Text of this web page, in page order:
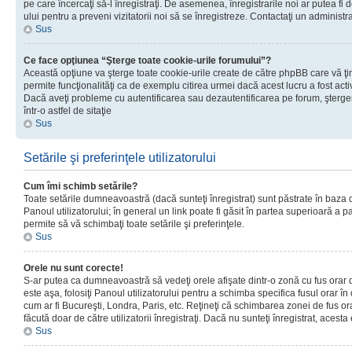
pe care încercaţi să-l înregistraţi. De asemenea, înregistrarile noi ar putea fi
ului pentru a preveni vizitatorii noi să se înregistreze. Contactaţi un
Sus
Ce face opţiunea “Şterge toate cookie-urile forumului”?
Această opţiune va şterge toate cookie-urile create de către phpBB care vă
permite funcţionalităţi ca de exemplu citirea urmei dacă acest lucru a fost
Dacă aveţi probleme cu autentificarea sau dezautentificarea pe forum,
într-o astfel de sitaţie
Sus
Setările şi preferinţele utilizatorului
Cum îmi schimb setările?
Toate setările dumneavoastră (dacă sunteţi înregistrat) sunt păstrate în baza
Panoul utilizatorului; în general un link poate fi găsit în partea superioară a
permite să vă schimbaţi toate setările şi preferinţele.
Sus
Orele nu sunt corecte!
S-ar putea ca dumneavoastră să vedeţi orele afişate dintr-o zonă cu fus orar
este aşa, folosiţi Panoul utilizatorului pentru a schimba specifica fusul orar
cum ar fi Bucureşti, Londra, Paris, etc. Reţineţi că schimbarea zonei de fus
făcută doar de către utilizatorii înregistraţi. Dacă nu sunteţi înregistrat, acesta
Sus